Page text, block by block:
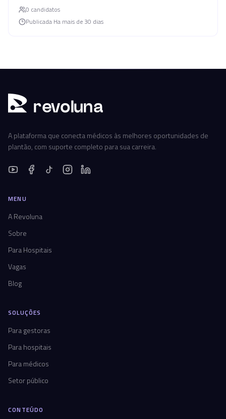
0 candidatos
Publicada Ha mais de 30 dias
revoluna
A plataforma que conecta médicos às melhores oportunidades de
plantão, com suporte completo para sua carreira.
MENU
A Revoluna
Sobre
Para Hospitais
Vagas
Blog
SOLUÇÕES
Para gestoras
Para hospitais
Para médicos
Setor público
CONTEÚDO